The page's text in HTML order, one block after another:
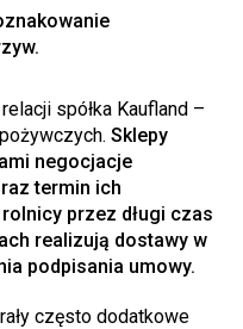
spółka Kaufland –
Sklepy
negocjacje
termin ich
przez długi czas
realizują dostawy w
podpisania umowy.
często dodatkowe